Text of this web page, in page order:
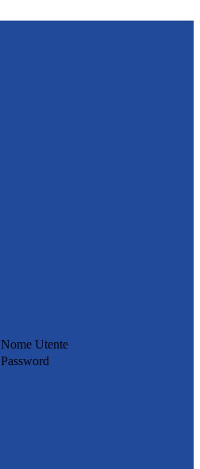
Nome Utente
Password